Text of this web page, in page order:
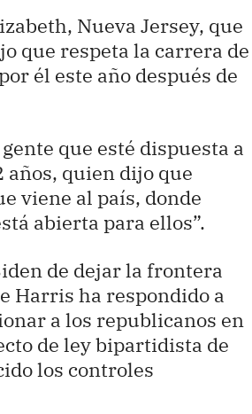
Nueva Jersey, que
que respeta la carrera de
él este año después de
que esté dispuesta a
quien dijo que
viene al país, donde
abierta para ellos”.
de dejar la frontera
Harris ha respondido a
a los republicanos en
de ley bipartidista de
los controles